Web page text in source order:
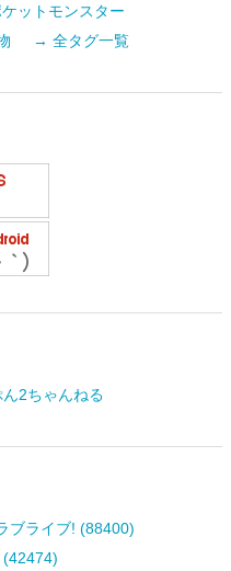
ケットモンスター
→ 全タグ一覧
ん2ちゃんねる
ブライブ! (88400)
(42474)